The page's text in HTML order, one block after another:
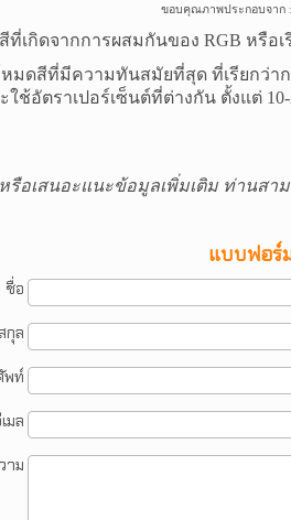
ขอบคุณภาพประกอบจาก
ที่เกิดจากการผสมกันของRGB หรือเ
หมดสีที่มีความทันสมัยที่สุด ที่เรียกว่า
อัตราเปอร์เซ็นต์ที่ต่างกัน ตั้งแต่
อเสนอะแนะข้อมูลเพิ่มเติม ท่านสา
แบบฟอร์
ชื่อ
กุล
พท์
มล
าม